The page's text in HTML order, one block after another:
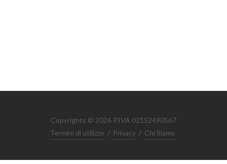
Copyrights © 2026 P.IVA 02152490567
Termini di utilizzo / Privacy / Chi Siamo